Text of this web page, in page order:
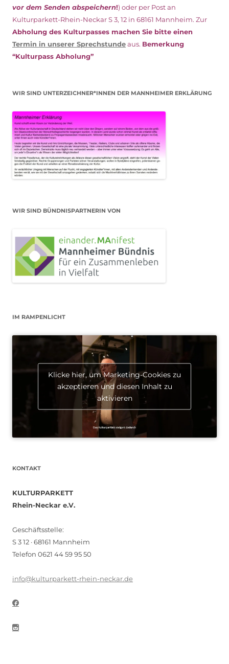
vor dem Senden abspeichern!) oder per Post an
Kulturparkett-Rhein-Neckar S 3, 12 in 68161 Mannheim. Zur
Abholung des Kulturpasses machen Sie bitte einen
Termin in unserer Sprechstundeaus. Bemerkung
“Kulturpass Abholung”
WIR SIND UNTERZEICHNER*INNEN DER MANNHEIMER ERKLÄRUNG
WIR SIND BÜNDNISPARTNERIN VON
IM RAMPENLICHT
Klicke hier, um Marketing-Cookies zu
akzeptieren und diesen Inhalt zu
aktivieren
KONTAKT
KULTURPARKETT
Rhein-Neckar e.V.
Geschäftsstelle:
S 3 12 · 68161 Mannheim
Telefon 0621 44 59 95 50
info@kulturparkett-rhein-neckar.de